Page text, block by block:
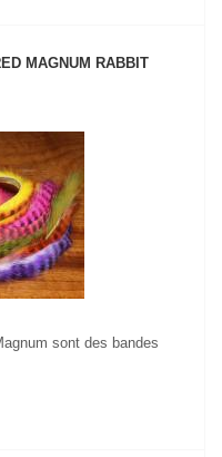
MAGNUM RABBIT
sont des bandes